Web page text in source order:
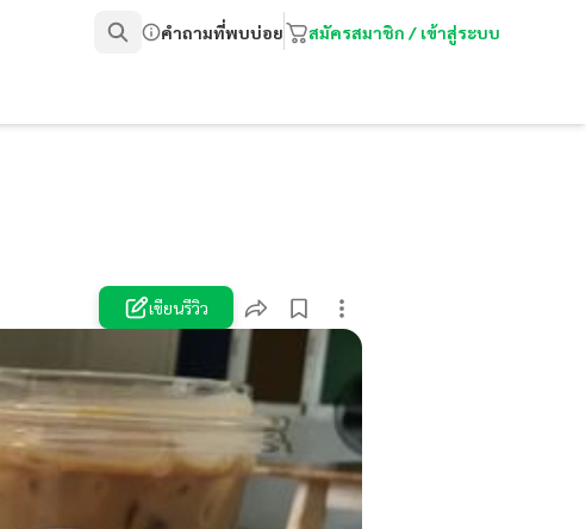
คำถามที่พบบ่อย สมัครสมาชิก / เข้าสู่ระบบ
เขียนรีวิว